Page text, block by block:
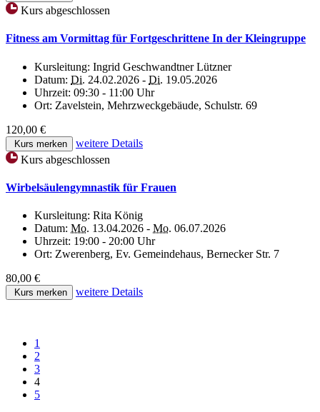
Kurs abgeschlossen
Fitness am Vormittag für Fortgeschrittene In der Kleingruppe
Kursleitung: Ingrid Geschwandtner Lützner
Datum: Di. 24.02.2026 - Di. 19.05.2026
Uhrzeit: 09:30 - 11:00 Uhr
Ort: Zavelstein, Mehrzweckgebäude, Schulstr. 69
120,00 €
Kurs merken
weitere Details
Kurs abgeschlossen
Wirbelsäulengymnastik für Frauen
Kursleitung: Rita König
Datum: Mo. 13.04.2026 - Mo. 06.07.2026
Uhrzeit: 19:00 - 20:00 Uhr
Ort: Zwerenberg, Ev. Gemeindehaus, Bernecker Str. 7
80,00 €
Kurs merken weitere Details
1
2
3
4
5